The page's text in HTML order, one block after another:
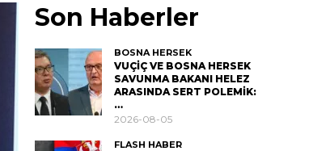
Son Haberler
BOSNA HERSEK
VUÇİÇ VE BOSNA HERSEK
SAVUNMA BAKANI HELEZ
ARASINDA SERT POLEMİK:
…
2026-08-05
FLASH HABER